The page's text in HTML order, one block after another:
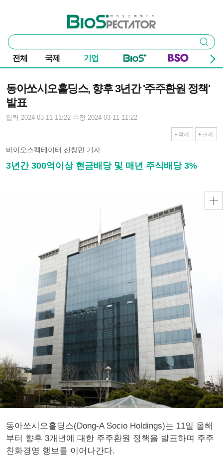
바이오스펙테이터
통
합
검
색
검색
전체 국제 기업
동아쏘시오홀딩스, 향후 3년간 '주주환원 정책'
발표
입력 2024-03-11 11:22 수정 2024-03-11 11:22
작게 크게
바이오스펙테이터 신창민 기자
3년간 300억이상 현금배당 및 매년 주식배당 3%
동아쏘시오홀딩스(Dong-A Socio Holdings)는 11일 올해
부터 향후 3개년에 대한 주주환원 정책을 발표하며 주주
친화경영 행보를 이어나간다.